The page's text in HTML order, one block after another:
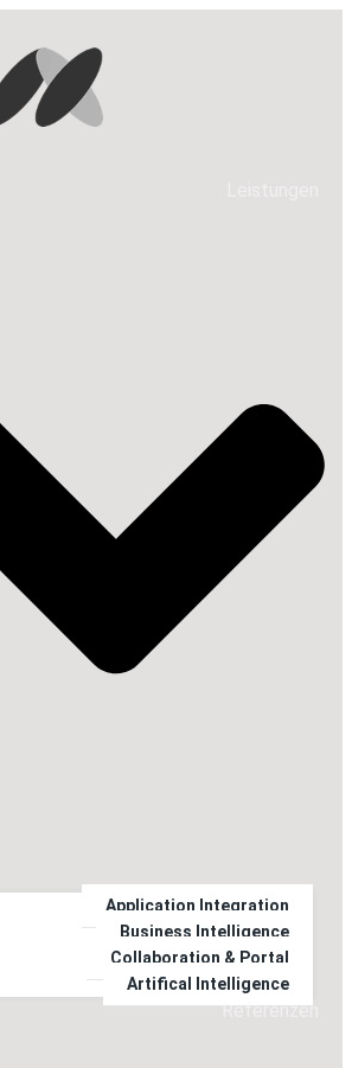
Application Integration
Business Intelligence
Collaboration & Portal
Artifical Intelligence
Referenzen